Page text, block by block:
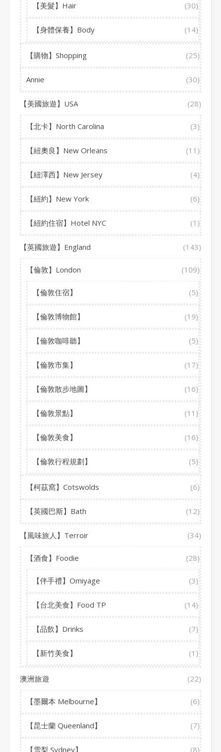
【美髮】Hair (30)
【身體保養】Body (14)
【購物】Shopping (25)
Annie (30)
【美國旅遊】USA (28)
【北卡】North Carolina (3)
【紐奧良】New Orleans (11)
【紐澤西】New Jersey (4)
【紐約】New York (6)
【紐約住宿】Hotel NYC (1)
【英國旅遊】England (143)
【倫敦】London (109)
【倫敦住宿】 (5)
【倫敦博物館】 (19)
【倫敦咖啡聽】 (5)
【倫敦市集】 (17)
【倫敦散步地圖】 (16)
【倫敦景點】 (11)
【倫敦美食】 (16)
【倫敦行程規劃】 (5)
【柯茲窩】Cotswolds (6)
【英國巴斯】Bath (12)
【風味旅人】Terroir (34)
【酒食】Foodie (28)
【伴手禮】Omiyage (3)
【台北美食】Food TP (14)
【品飲】Drinks (7)
【新竹美食】 (1)
澳洲旅遊 (22)
【墨爾本 Melbourne】 (6)
【昆士蘭 Queenland】 (7)
【雪梨 Sydney】 (8)